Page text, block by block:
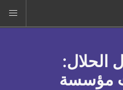
الحلال:
مؤسسة